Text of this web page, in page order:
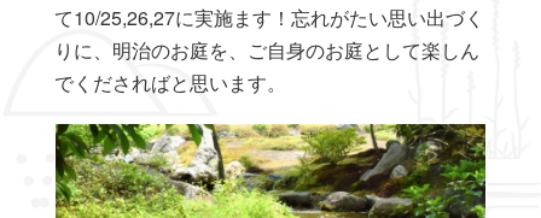
て10/25,26,27に実施ます！忘れがたい思い出づく
りに、明治のお庭を、ご自身のお庭として楽しん
でくださればと思います。